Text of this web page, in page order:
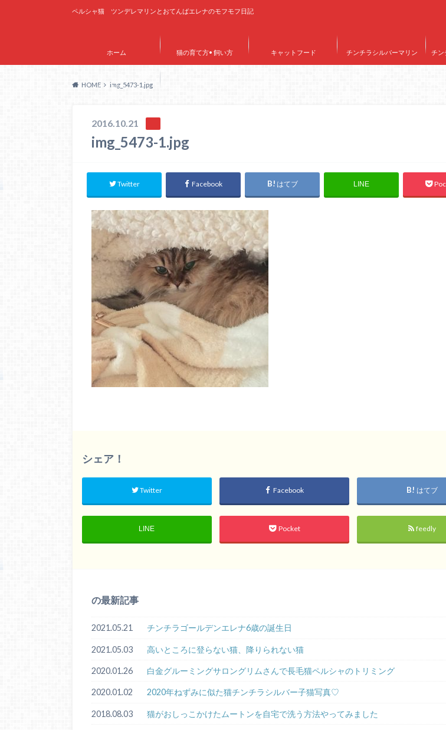
ペルシャ猫 ツンデレマリンとおてんばエレナのモフモフ日記
ホーム 猫の育て方• 飼い方 キャットフード チンチラシルバーマリン チン
サイトマップ
HOME img_5473-1.jpg
2016.10.21
img_5473-1.jpg
Twitter Facebook はてブ LINE
シェア！
Twitter Facebook はてブ
LINE Pocket feedly
の最新記事
2021.05.21 チンチラゴールデンエレナ6歳の誕生日
2021.05.03 高いところに登らない猫、降りられない猫
2020.01.26 白金グルーミングサロングリムさんで長毛猫ペルシャのトリミング
2020.01.02 2020年ねずみに似た猫チンチラシルバー子猫写真♡
2018.08.03 猫がおしっこかけたムートンを自宅で洗う方法やってみました